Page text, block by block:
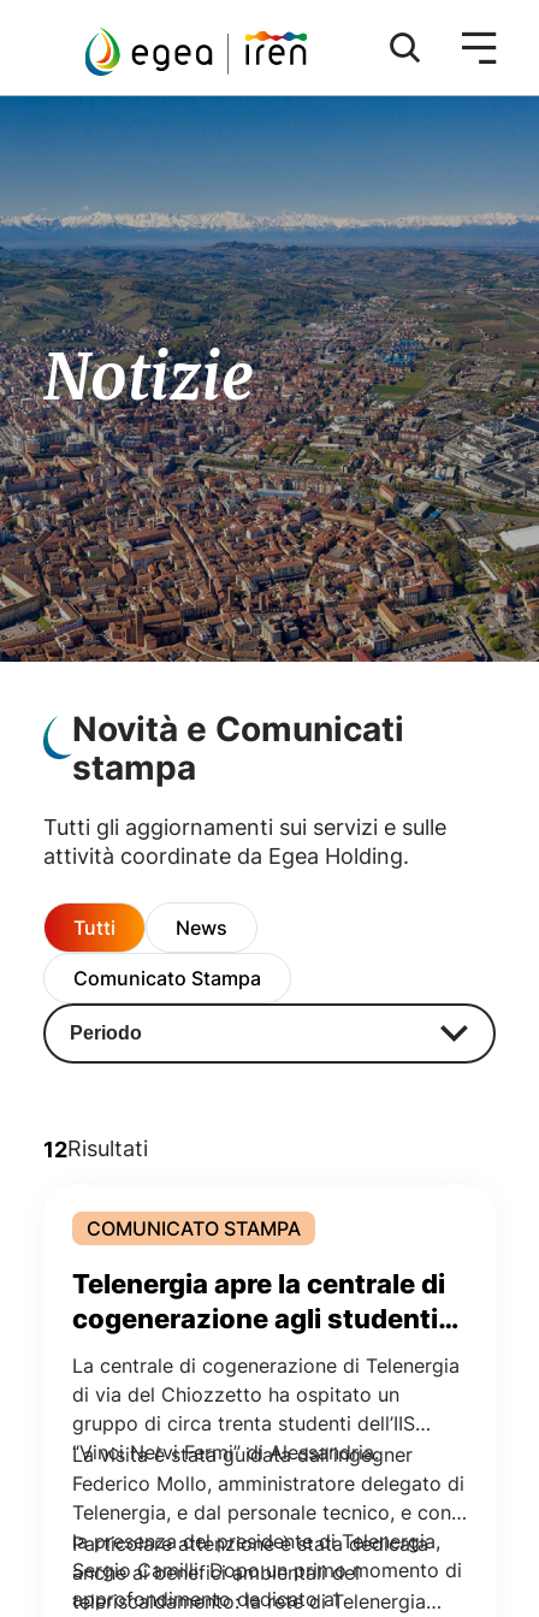
Notizie
Novità e Comunicati
stampa
Tutti gli aggiornamenti sui servizi e sulle
attività coordinate da Egea Holding.
Tutti News
Comunicato Stampa
Periodo
12Risultati
COMUNICATO STAMPA
Telenergia apre la centrale di
cogenerazione agli studenti
di Alessandria
La centrale di cogenerazione di Telenergia
di via del Chiozzetto ha ospitato un
gruppo di circa trenta studenti dell’IIS
“Vinci Nervi Fermi” di Alessandria.
La visita è stata guidata dall’ingegner
Federico Mollo, amministratore delegato di
Telenergia, e dal personale tecnico, e con
la presenza del presidente di Telenergia,
Sergio Camilli. Dopo un primo momento di
approfondimento dedicato al
Particolare attenzione è stata dedicata
anche ai benefici ambientali del
teleriscaldamento: la rete di Telenergia